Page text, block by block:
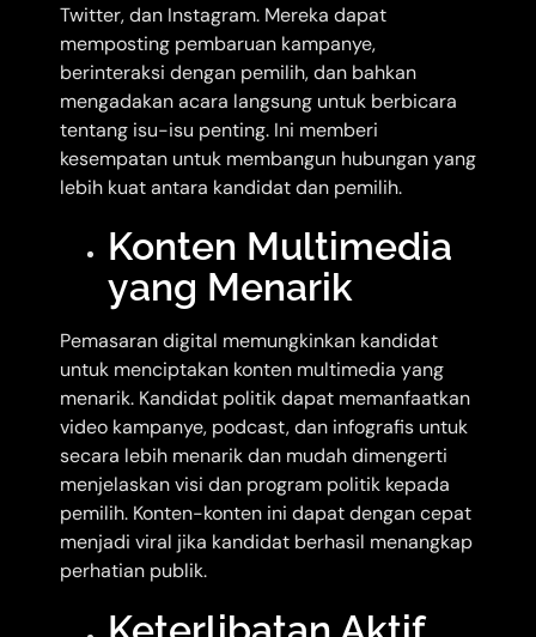
Twitter, dan Instagram. Mereka dapat
memposting pembaruan kampanye,
berinteraksi dengan pemilih, dan bahkan
mengadakan acara langsung untuk berbicara
tentang isu-isu penting. Ini memberi
kesempatan untuk membangun hubungan yang
lebih kuat antara kandidat dan pemilih.
Konten Multimedia
yang Menarik
Pemasaran digital memungkinkan kandidat
untuk menciptakan konten multimedia yang
menarik. Kandidat politik dapat memanfaatkan
video kampanye, podcast, dan infografis untuk
secara lebih menarik dan mudah dimengerti
menjelaskan visi dan program politik kepada
pemilih. Konten-konten ini dapat dengan cepat
menjadi viral jika kandidat berhasil menangkap
perhatian publik.